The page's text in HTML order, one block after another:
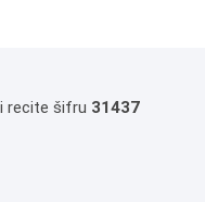
i recite šifru 31437